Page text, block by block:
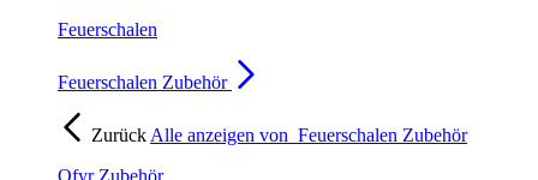
Feuerschalen
Feuerschalen Zubehör
Zurück Alle anzeigen von Feuerschalen Zubehör
Ofyr Zubehör